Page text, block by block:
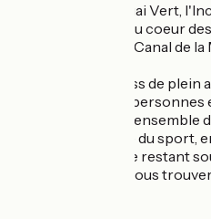
Juste à côté du Quai Vert,
de cultures situé au coeur
balade au bord du Canal de
Les agrès de fitness de plein
Séniors, sportifs,
Venez découvrir l'ensemble
Conçus pour faire du sport,
vigueur, la pratique restant
Sur ce parcours, vous